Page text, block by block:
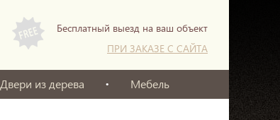
Бесплатный выезд на ваш объект
ПРИ ЗАКАЗЕ С САЙТА
Двери из дерева Мебель